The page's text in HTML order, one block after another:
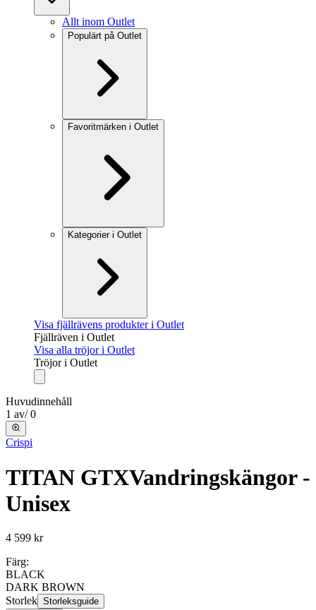
Allt inom Outlet
Populärt på Outlet
Favoritmärken i Outlet
Kategorier i Outlet
Visa fjällrävens produkter i Outlet
Fjällräven i Outlet
Visa alla tröjor i Outlet
Tröjor i Outlet
Huvudinnehåll
1 av/ 0
Crispi
TITAN GTXVandringskängor -
Unisex
4 599 kr
Färg:
BLACK
DARK BROWN
Storlek Storleksguide